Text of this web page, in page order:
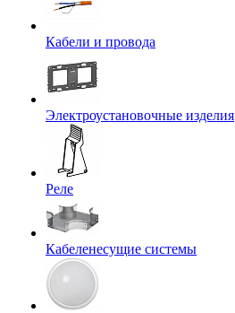
Кабели и провода
Электроустановочные изделия
Реле
Кабеленесущие системы